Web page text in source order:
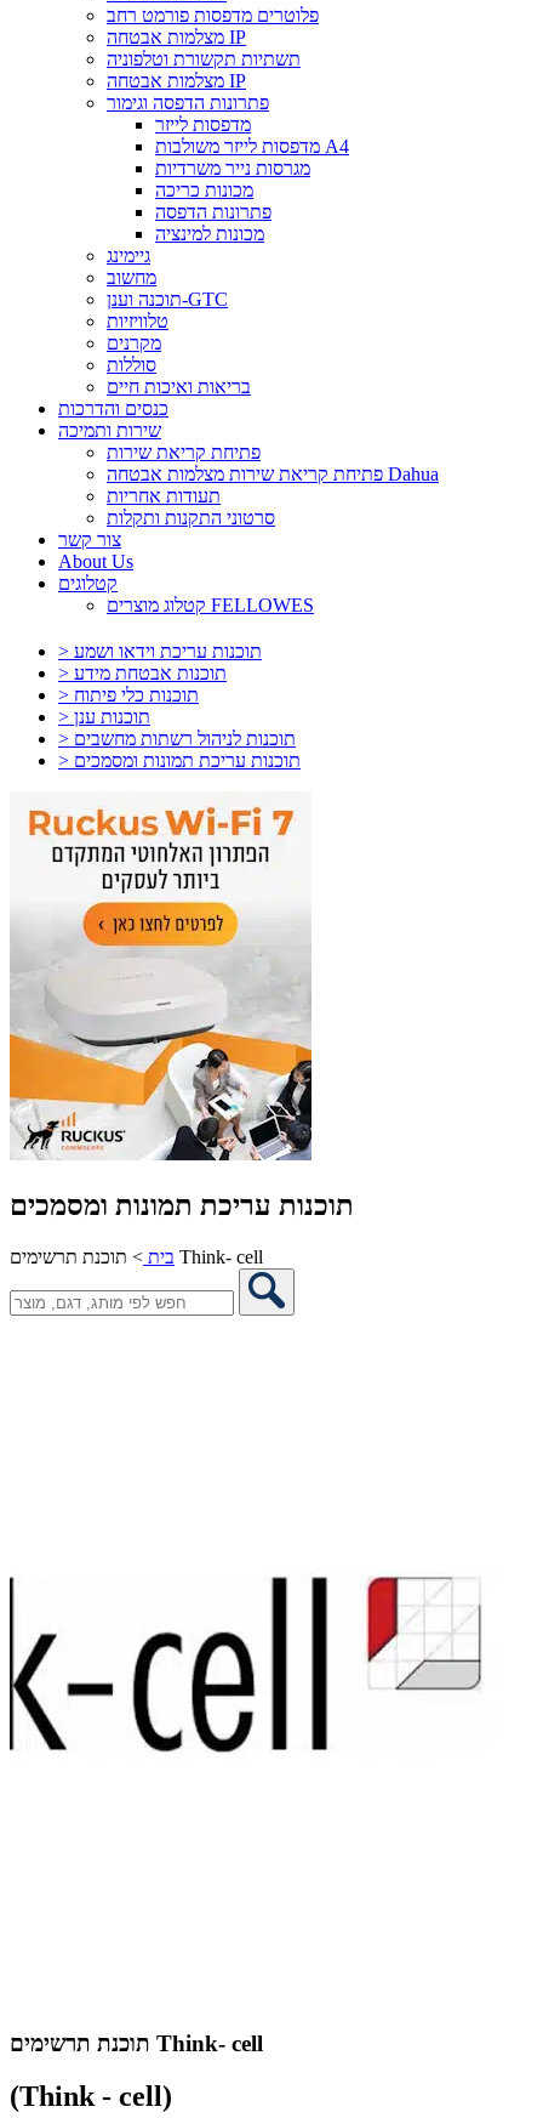
פלוטרים מדפסות פורמט רחב
מצלמות אבטחה IP
תשתיות תקשורת וטלפוניה
מצלמות אבטחה IP
פתרונות הדפסה וגימור
מדפסות לייזר
מדפסות לייזר משולבות A4
מגרסות נייר משרדיות
מכונות כריכה
פתרונות הדפסה
מכונות למינציה
גיימינג
מחשוב
תוכנה וענן-GTC
טלוויזיות
מקרנים
סוללות
בריאות ואיכות חיים
כנסים והדרכות
שירות ותמיכה
פתיחת קריאת שירות
פתיחת קריאת שירות מצלמות אבטחה Dahua
תעודות אחריות
סרטוני התקנות ותקלות
צור קשר
About Us
קטלוגים
קטלוג מוצרים FELLOWES
> תוכנות עריכת וידאו ושמע
> תוכנות אבטחת מידע
> תוכנות כלי פיתוח
> תוכנות ענן
> תוכנות לניהול רשתות מחשבים
> תוכנות עריכת תמונות ומסמכים
תוכנות עריכת תמונות ומסמכים
בית > תוכנת תרשימים Think- cell
תוכנת תרשימים Think- cell
(Think - cell)